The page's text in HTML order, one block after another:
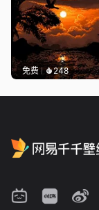
免费 248